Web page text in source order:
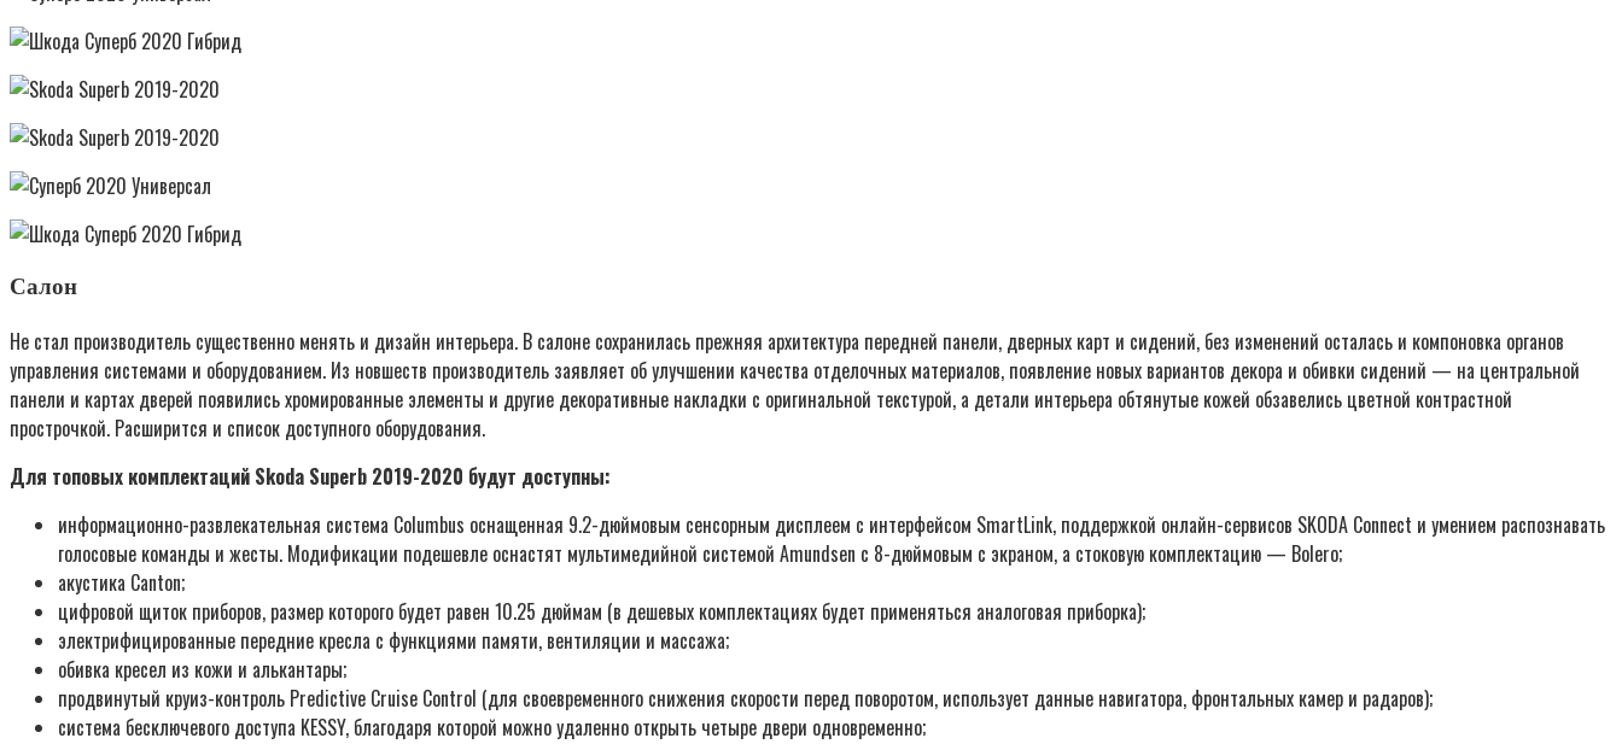
Салон
Не стал производитель существенно менять и дизайн интерьера. В салоне сохранилась прежняя архитектура передней панели, дверных карт и сидений, без изменений осталась и компоновка органов
управления системами и оборудованием. Из новшеств производитель заявляет об улучшении качества отделочных материалов, появление новых вариантов декора и обивки сидений — на центральной
панели и картах дверей появились хромированные элементы и другие декоративные накладки с оригинальной текстурой, а детали интерьера обтянутые кожей обзавелись цветной контрастной
прострочкой. Расширится и список доступного оборудования.
Для топовых комплектаций Skoda Superb 2019-2020 будут доступны:
информационно-развлекательная система Columbus оснащенная 9.2-дюймовым сенсорным дисплеем с интерфейсом SmartLink, поддержкой онлайн-сервисов SKODA Connect и умением распознавать
голосовые команды и жесты. Модификации подешевле оснастят мультимедийной системой Amundsen с 8-дюймовым с экраном, а стоковую комплектацию — Bolero;
акустика Canton;
цифровой щиток приборов, размер которого будет равен 10.25 дюймам (в дешевых комплектациях будет применяться аналоговая приборка);
электрифицированные передние кресла с функциями памяти, вентиляции и массажа;
обивка кресел из кожи и алькантары;
продвинутый круиз-контроль Predictive Cruise Control (для своевременного снижения скорости перед поворотом, использует данные навигатора, фронтальных камер и радаров);
система бесключевого доступа KESSY, благодаря которой можно удаленно открыть четыре двери одновременно;